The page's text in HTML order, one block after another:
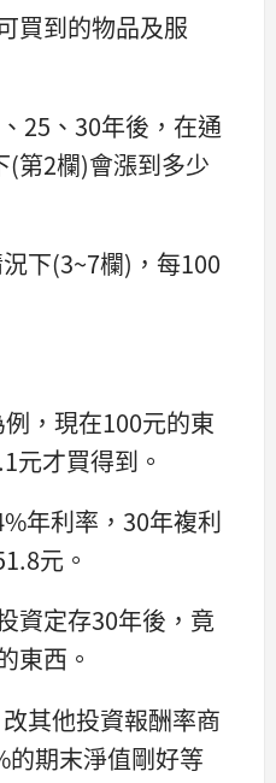
買到的物品及服
25、30年後，在通
(第2欄)會漲到多少
下(3~7欄)，每100
，現在100元的東
元才買得到。
年利率，30年複利
元。
資定存30年後，竟
東西。
其他投資報酬率商
的期末淨值剛好等